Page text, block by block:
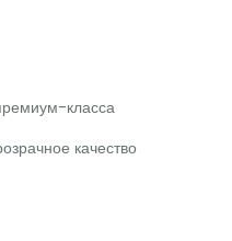
класса
качество